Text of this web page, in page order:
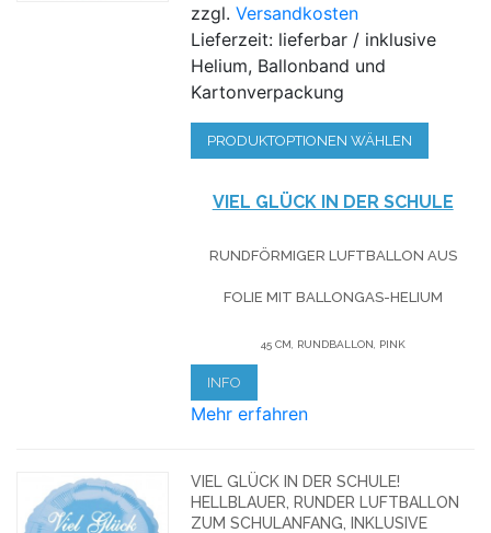
zzgl.Versandkosten
Lieferzeit: lieferbar / inklusive
Helium, Ballonband und
Kartonverpackung
PRODUKTOPTIONEN WÄHLEN
VIEL GLÜCK IN DER SCHULE
RUNDFÖRMIGER LUFTBALLON AUS
FOLIE MIT BALLONGAS-HELIUM
45 CM, RUNDBALLON, PINK
INFO
Mehr erfahren
VIEL GLÜCK IN DER SCHULE!
HELLBLAUER, RUNDER LUFTBALLON
ZUM SCHULANFANG, INKLUSIVE